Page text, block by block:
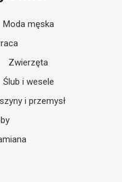
Moda męska
Zwierzęta
Ślub i wesele
i przemysł